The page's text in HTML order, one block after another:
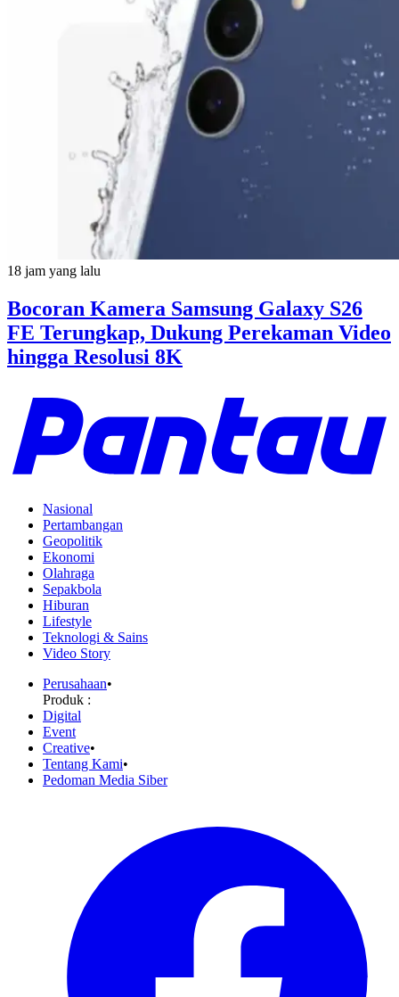
18 jam yang lalu
Bocoran Kamera Samsung Galaxy S26
FE Terungkap, Dukung Perekaman Video
hingga Resolusi 8K
Nasional
Pertambangan
Geopolitik
Ekonomi
Olahraga
Sepakbola
Hiburan
Lifestyle
Teknologi & Sains
Video Story
Perusahaan•
Produk :
Digital
Event
Creative•
Tentang Kami•
Pedoman Media Siber